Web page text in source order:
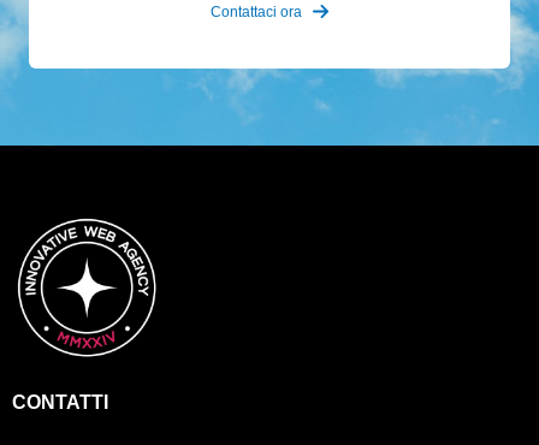
Contattaci ora
CONTATTI